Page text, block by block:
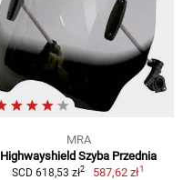
MRA
Highwayshield Szyba Przednia
SCD 618,53 zł2 587,62 zł1